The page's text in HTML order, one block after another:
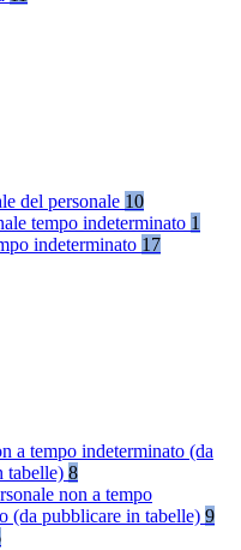
del personale 10
tempo indeterminato 1
indeterminato 17
a tempo indeterminato (da
tabelle) 8
non a tempo
(da pubblicare in tabelle) 9